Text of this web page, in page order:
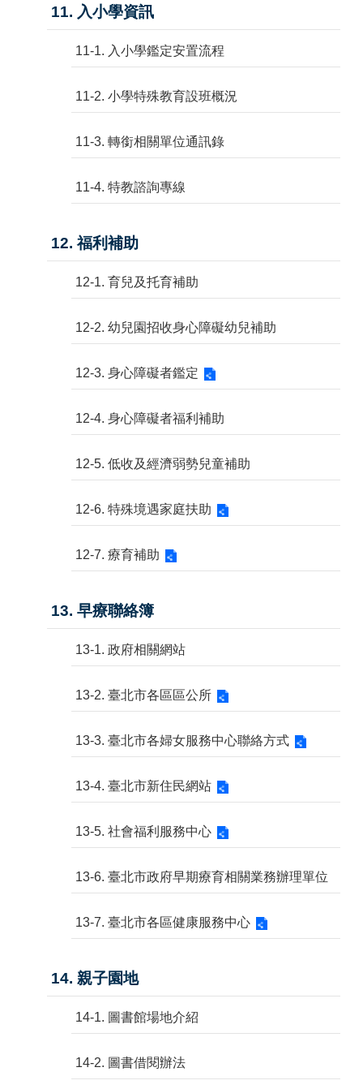
11. 入小學資訊
11-1. 入小學鑑定安置流程
11-2. 小學特殊教育設班概況
11-3. 轉銜相關單位通訊錄
11-4. 特教諮詢專線
12. 福利補助
12-1. 育兒及托育補助
12-2. 幼兒園招收身心障礙幼兒補助
12-3. 身心障礙者鑑定
12-4. 身心障礙者福利補助
12-5. 低收及經濟弱勢兒童補助
12-6. 特殊境遇家庭扶助
12-7. 療育補助
13. 早療聯絡簿
13-1. 政府相關網站
13-2. 臺北市各區區公所
13-3. 臺北市各婦女服務中心聯絡方式
13-4. 臺北市新住民網站
13-5. 社會福利服務中心
13-6. 臺北市政府早期療育相關業務辦理單位
13-7. 臺北市各區健康服務中心
14. 親子園地
14-1. 圖書館場地介紹
14-2. 圖書借閱辦法